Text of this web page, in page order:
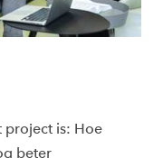
project is: Hoe
beter